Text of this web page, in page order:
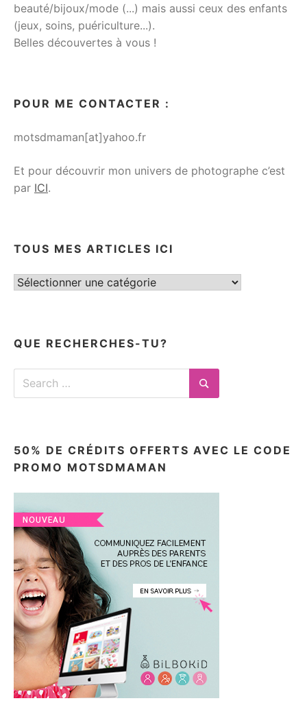
beauté/bijoux/mode (...) mais aussi ceux des enfants
(jeux, soins, puériculture...).
Belles découvertes à vous !
POUR ME CONTACTER :
motsdmaman[at]yahoo.fr
Et pour découvrir mon univers de photographe c’est
par ICI.
TOUS MES ARTICLES ICI
Tous
QUE RECHERCHES-TU?
Search
Search
50% DE CRÉDITS OFFERTS AVEC LE CODE
PROMO MOTSDMAMAN